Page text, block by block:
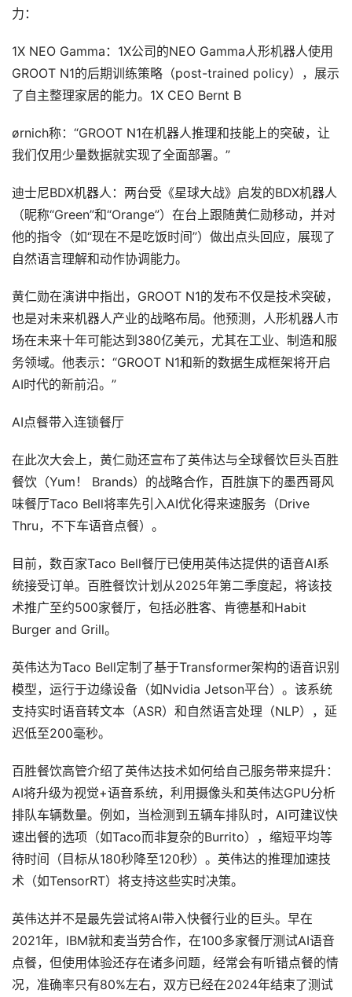
力：
1X NEO Gamma：1X公司的NEO Gamma人形机器人使用
GROOT N1的后期训练策略（post-trained policy），展示
了自主整理家居的能力。1X CEO Bernt B
ørnich称：“GROOT N1在机器人推理和技能上的突破，让
我们仅用少量数据就实现了全面部署。”
迪士尼BDX机器人：两台受《星球大战》启发的BDX机器人
（昵称“Green”和“Orange”）在台上跟随黄仁勋移动，并对
他的指令（如“现在不是吃饭时间”）做出点头回应，展现了
自然语言理解和动作协调能力。
黄仁勋在演讲中指出，GROOT N1的发布不仅是技术突破，
也是对未来机器人产业的战略布局。他预测，人形机器人市
场在未来十年可能达到380亿美元，尤其在工业、制造和服
务领域。他表示：“GROOT N1和新的数据生成框架将开启
AI时代的新前沿。”
AI点餐带入连锁餐厅
在此次大会上，黄仁勋还宣布了英伟达与全球餐饮巨头百胜
餐饮（Yum！ Brands）的战略合作，百胜旗下的墨西哥风
味餐厅Taco Bell将率先引入AI优化得来速服务（Drive
Thru，不下车语音点餐）。
目前，数百家Taco Bell餐厅已使用英伟达提供的语音AI系
统接受订单。百胜餐饮计划从2025年第二季度起，将该技
术推广至约500家餐厅，包括必胜客、肯德基和Habit
Burger and Grill。
英伟达为Taco Bell定制了基于Transformer架构的语音识别
模型，运行于边缘设备（如Nvidia Jetson平台）。该系统
支持实时语音转文本（ASR）和自然语言处理（NLP），延
迟低至200毫秒。
百胜餐饮高管介绍了英伟达技术如何给自己服务带来提升：
AI将升级为视觉+语音系统，利用摄像头和英伟达GPU分析
排队车辆数量。例如，当检测到五辆车排队时，AI可建议快
速出餐的选项（如Taco而非复杂的Burrito），缩短平均等
待时间（目标从180秒降至120秒）。英伟达的推理加速技
术（如TensorRT）将支持这些实时决策。
英伟达并不是最先尝试将AI带入快餐行业的巨头。早在
2021年，IBM就和麦当劳合作，在100多家餐厅测试AI语音
点餐，但使用体验还存在诸多问题，经常会有听错点餐的情
况，准确率只有80%左右，双方已经在2024年结束了测试